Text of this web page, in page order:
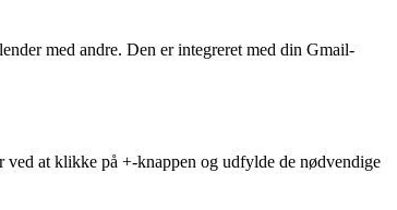
med andre. Den er integreret med din Gmail-
at klikke på +-knappen og udfylde de nødvendige